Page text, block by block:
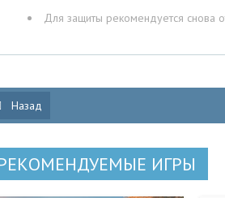
Для защиты рекомендуется снова
Назад
ИГРЫ